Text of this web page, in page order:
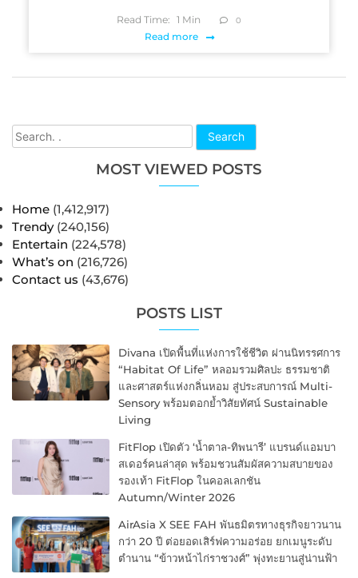
Search
MOST VIEWED POSTS
Home (1,412,917)
Trendy (240,156)
Entertain (224,578)
What’s on (216,726)
Contact us (43,676)
POSTS LIST
Divana เปิดพื้นที่แห่งการใช้ชีวิต ผ่านนิทรรศการ
“Habitat Of Life” หลอมรวมศิลปะ ธรรมชาติ
และศาสตร์แห่งกลิ่นหอม สู่ประสบการณ์ Multi-
Sensory พร้อมตอกย้ำวิสัยทัศน์ Sustainable
Living
FitFlop เปิดตัว ‘น้ำตาล-ทิพนารี’ แบรนด์แอมบา
สเดอร์คนล่าสุด พร้อมชวนสัมผัสความสบายของ
รองเท้า FitFlop ในคอลเลกชัน
Autumn/Winter 2026
AirAsia X SEE FAH พันธมิตรทางธุรกิจยาวนาน
กว่า 20 ปี ต่อยอดเสิร์ฟความอร่อย ยกเมนูระดับ
ตำนาน “ข้าวหน้าไก่ราชวงศ์” พุ่งทะยานสู่น่านฟ้า
Read Time: 1 Min 0
Read more